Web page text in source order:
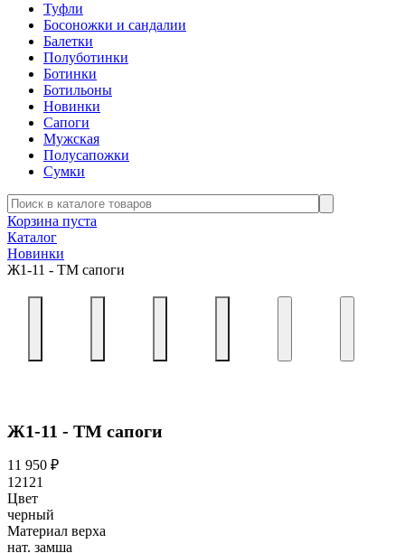
Туфли
Босоножки и сандалии
Балетки
Полуботинки
Ботинки
Ботильоны
Новинки
Сапоги
Мужская
Полусапожки
Сумки
Корзина пуста
Каталог
Новинки
Ж1-11 - ТМ сапоги
Ж1-11 - ТМ сапоги
11 950 ₽
12121
Цвет
черный
Материал верха
нат. замша